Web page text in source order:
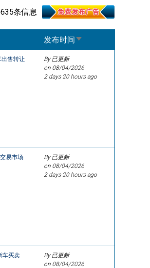
条信息
发布时间Sort ascending
售转让
By 已更新
on 08/04/2026
2 days 20 hours ago
易市场
By 已更新
on 08/04/2026
2 days 20 hours ago
车买卖
By 已更新
on 08/04/2026